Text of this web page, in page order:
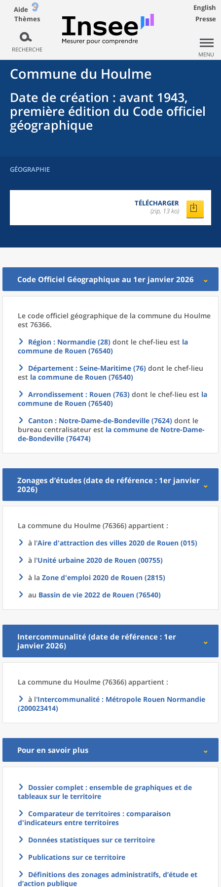
Aide
Thèmes
RECHERCHE
English
Presse
MENU
Commune du Houlme
Date de création : avant 1943,
première édition du Code officiel
géographique
GÉOGRAPHIE
TÉLÉCHARGER
(zip, 13 ko)
Code Officiel Géographique au 1er janvier 2026
Le code officiel géographique de la commune du Houlme
est 76366.
Région : Normandie (28) dont le chef-lieu est la
commune de Rouen (76540)
Département : Seine-Maritime (76) dont le chef-lieu
est la commune de Rouen (76540)
Arrondissement : Rouen (763) dont le chef-lieu est la
commune de Rouen (76540)
Canton : Notre-Dame-de-Bondeville (7624) dont le
bureau centralisateur est la commune de Notre-Dame-
de-Bondeville (76474)
Zonages d’études (date de référence : 1er janvier
2026)
La commune du Houlme (76366) appartient :
à l'Aire d'attraction des villes 2020 de Rouen (015)
à l'Unité urbaine 2020 de Rouen (00755)
à la Zone d'emploi 2020 de Rouen (2815)
au Bassin de vie 2022 de Rouen (76540)
Intercommunalité (date de référence : 1er
janvier 2026)
La commune du Houlme (76366) appartient :
à l'Intercommunalité : Métropole Rouen Normandie
(200023414)
Pour en savoir plus
Dossier complet : ensemble de graphiques et de
tableaux sur le territoire
Comparateur de territoires : comparaison
d'indicateurs entre territoires
Données statistiques sur ce territoire
Publications sur ce territoire
Définitions des zonages administratifs, d’étude et
d’action publique